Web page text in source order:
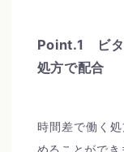
Point.1 ビタ
処方で配合
時間差で働く
めることができ